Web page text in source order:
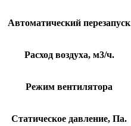
Автоматический перезапуск
Расход воздуха, м3/ч.
Режим вентилятора
Статическое давление, Па.